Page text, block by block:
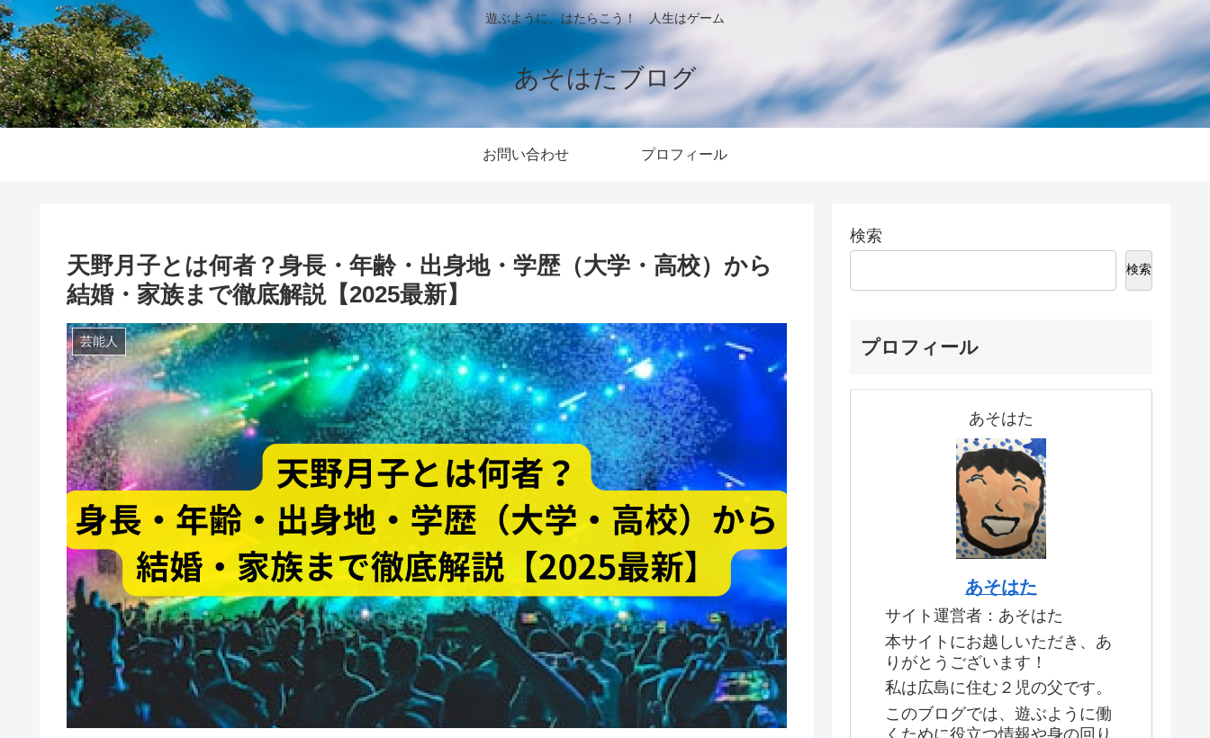
遊ぶように、はたらこう！ 人生はゲーム
あそはたブログ
お問い合わせ プロフィール
天野月子とは何者？身長・年齢・出身地・学歴（大学・高校）から
結婚・家族まで徹底解説【2025最新】
芸能人
検索
検索
プロフィール
あそはた
あそはた
サイト運営者：あそはた
本サイトにお越しいただき、あ
りがとうございます！
私は広島に住む２児の父です。
このブログでは、遊ぶように働
くために役立つ情報や身の回り